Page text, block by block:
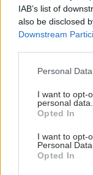
IAB’s list of
also be disclosed
Downstream
Please note that
not limited to your
grant or deny
use your data for
consent section.
Personal
I want to opt-
personal data.
Opted In
I want to opt-
Personal Data.
Opted In